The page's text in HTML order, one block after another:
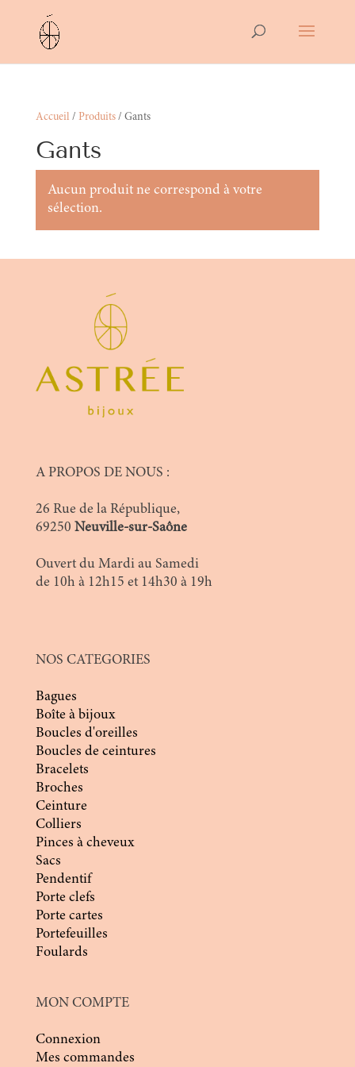
Accueil / Produits/ Gants
Gants
Aucun produit ne correspond à votre
sélection.
A PROPOS DE NOUS :
26 Rue de la République,
69250 Neuville-sur-Saône
Ouvert du Mardi au Samedi
de 10h à 12h15 et 14h30 à 19h
NOS CATEGORIES
Bagues
Boîte à bijoux
Boucles d'oreilles
Boucles de ceintures
Bracelets
Broches
Ceinture
Colliers
Pinces à cheveux
Sacs
Pendentif
Porte clefs
Porte cartes
Portefeuilles
Foulards
MON COMPTE
Connexion
Mes commandes